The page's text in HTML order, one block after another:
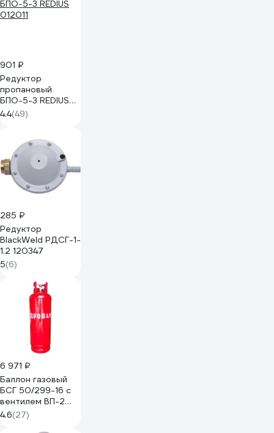
901 ₽
Редуктор
пропановый
БПО-5-3 REDIUS
012011
4.4(49)
285 ₽
Редуктор
BlackWeld РДСГ-1-
1.2 120347
5(6)
6 971 ₽
Баллон газовый
БСГ 50/299-16 с
вентилем ВП-2
Балсити
00000010588
4.6(27)